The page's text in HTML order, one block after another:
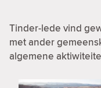
Tinder-lede vind
met ander
algemene